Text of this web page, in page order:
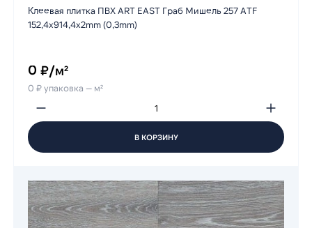
Клеевая плитка ПВХ ART EAST Граб Мишель 257 ATF
152,4х914,4х2mm (0,3mm)
0 ₽/м²
0 ₽ упаковка — м²
В КОРЗИНУ